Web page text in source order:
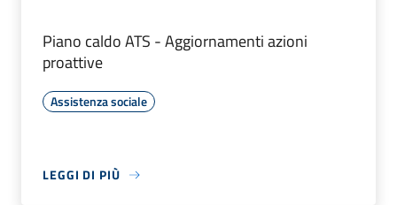
Piano caldo ATS - Aggiornamenti azioni
proattive
Assistenza sociale
LEGGI DI PIÙ